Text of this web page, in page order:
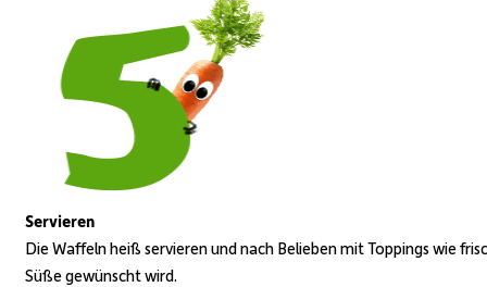
Servieren
Die Waffeln heiß servieren und nach Belieben mit Toppings wie
Süße gewünscht wird.